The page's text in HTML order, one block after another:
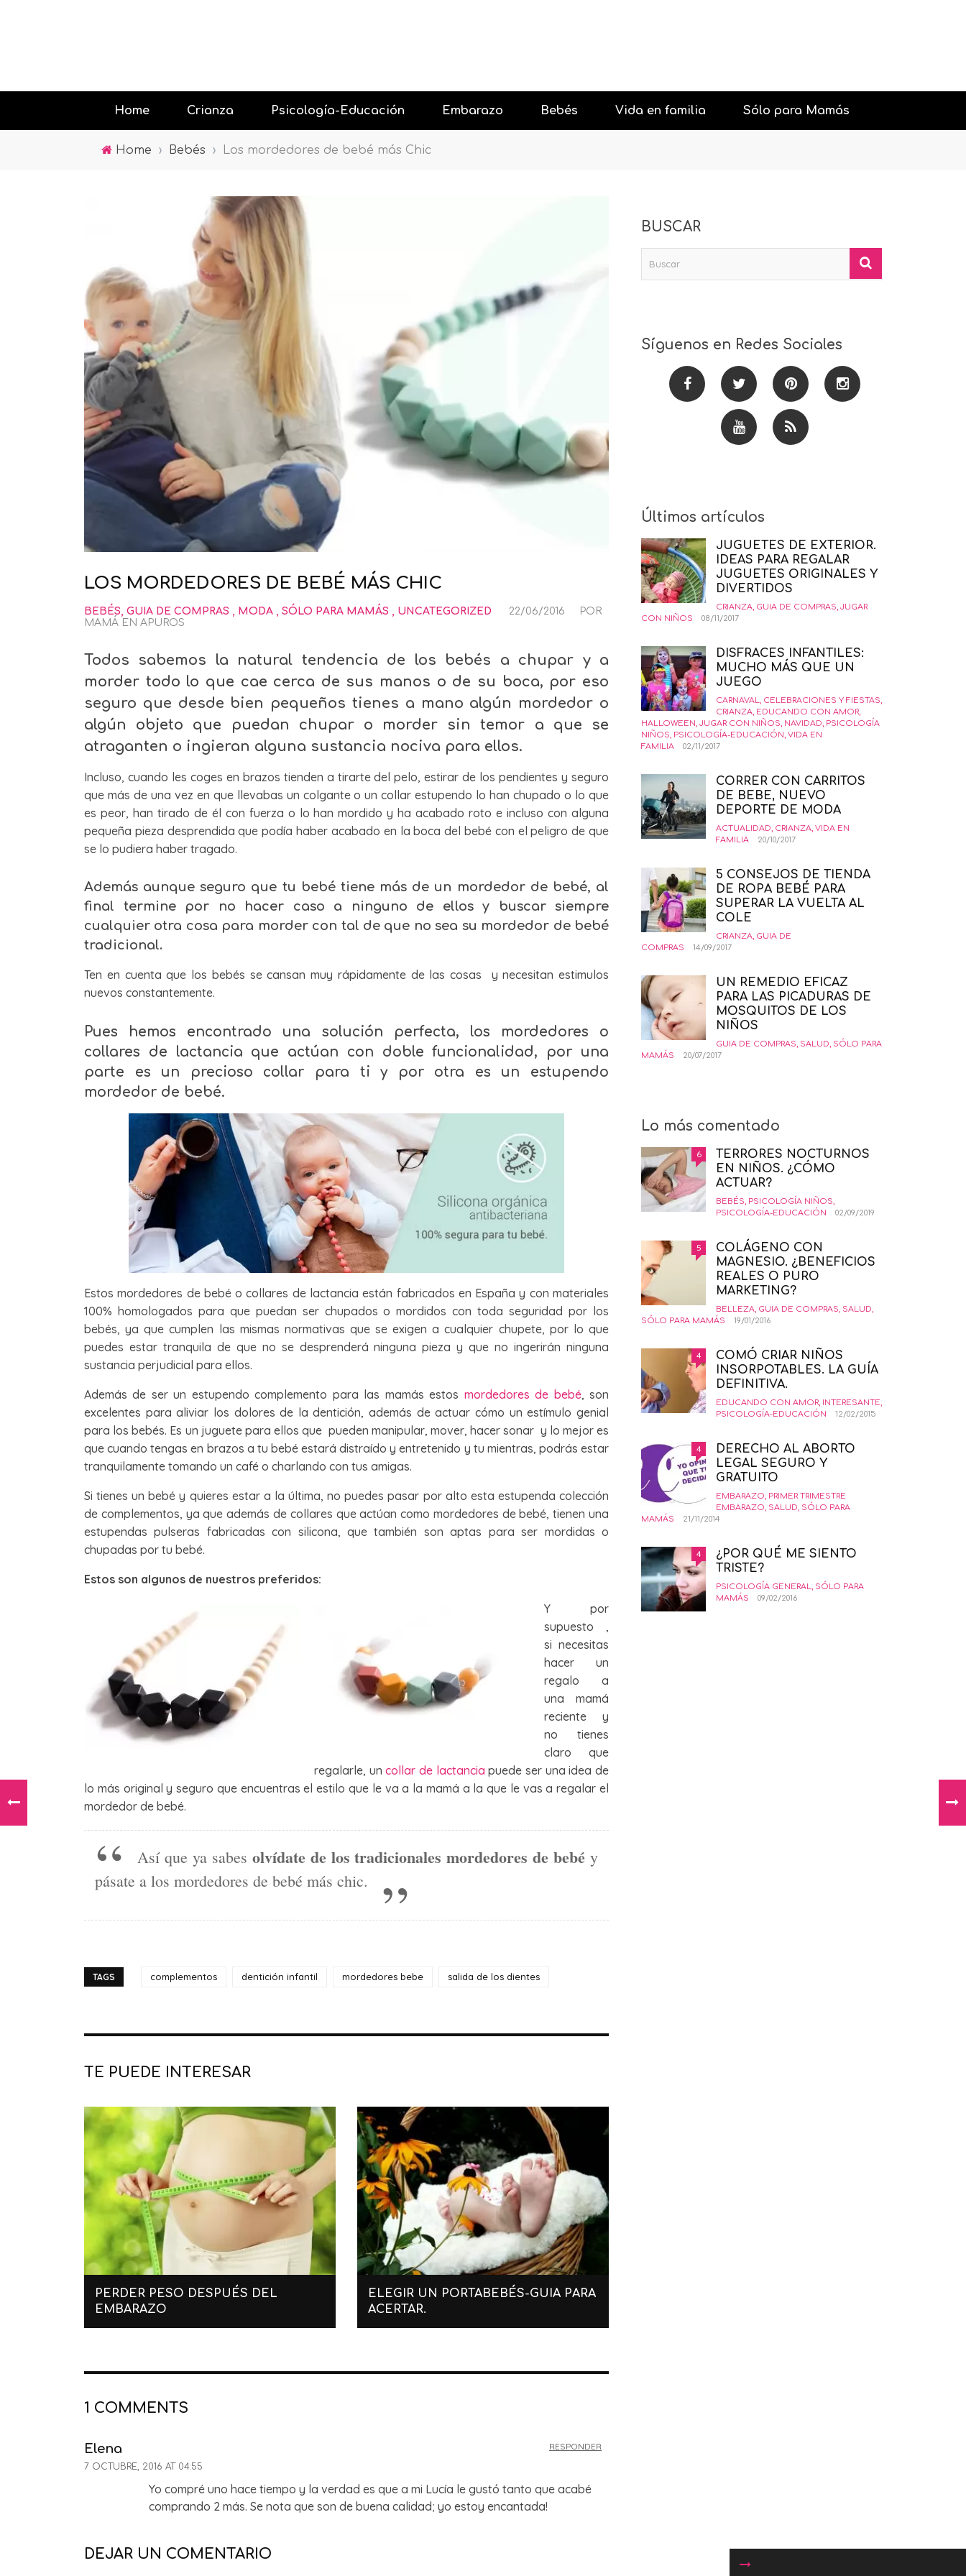
Home Crianza Psicología-Educación
Jugar con niños
Psicología niños
la tecnología y los niños
Embarazo
Después del embarazo
Bebés Vida en familia
Salir con niños
Vacaciones con niños
Sólo para Mamás
Home › Bebés › Los mordedores de bebé más Chic
LOS MORDEDORES DE BEBÉ MÁS CHIC
BEBÉS GUIA DE COMPRAS MODA SÓLO PARA MAMÁS UNCATEGORIZED 22/06/2016
POR
MAMÁ EN APUROS
Todos sabemos la natural tendencia de los bebés a chupar y a
morder todo lo que cae cerca de sus manos o de su boca, por eso
seguro que desde bien pequeños tienes a mano algún mordedor o
algún objeto que puedan chupar o morder sin temor a que se
atraganten o ingieran alguna sustancia nociva para ellos.
Incluso, cuando les coges en brazos tienden a tirarte del pelo, estirar de los pendientes y seguro
que más de una vez en que llevabas un colgante o un collar estupendo lo han chupado o lo que
es peor, han tirado de él con fuerza o lo han mordido y ha acabado roto e incluso con alguna
pequeña pieza desprendida que podía haber acabado en la boca del bebé con el peligro de que
se lo pudiera haber tragado.
Además aunque seguro que tu bebé tiene más de un mordedor de bebé, al
final termine por no hacer caso a ninguno de ellos y buscar siempre
cualquier otra cosa para morder con tal de que no sea su mordedor de bebé
tradicional.
Ten en cuenta que los bebés se cansan muy rápidamente de las cosas y necesitan estimulos
nuevos constantemente.
Pues hemos encontrado una solución perfecta, los mordedores o
collares de lactancia que actúan con doble funcionalidad, por una
parte es un precioso collar para ti y por otra es un estupendo
mordedor de bebé.
Estos mordedores de bebé o collares de lactancia están fabricados en España y con materiales
100% homologados para que puedan ser chupados o mordidos con toda seguridad por los
bebés, ya que cumplen las mismas normativas que se exigen a cualquier chupete, por lo que
puedes estar tranquila de que no se desprenderá ninguna pieza y que no ingerirán ninguna
sustancia perjudicial para ellos.
Además de ser un estupendo complemento para las mamás estos mordedores de bebé, son
excelentes para aliviar los dolores de la dentición, además de actuar cómo un estímulo genial
para los bebés. Es un juguete para ellos que pueden manipular, mover, hacer sonar y lo mejor es
que cuando tengas en brazos a tu bebé estará distraído y entretenido y tu mientras, podrás estar
tranquilamente tomando un café o charlando con tus amigas.
Si tienes un bebé y quieres estar a la última, no puedes pasar por alto esta estupenda colección
de complementos, ya que además de collares que actúan como mordedores de bebé, tienen una
estupendas pulseras fabricadas con silicona, que también son aptas para ser mordidas o
chupadas por tu bebé.
Estos son algunos de nuestros preferidos:
Y por
supuesto ,
si necesitas
hacer un
regalo a
una mamá
reciente y
no tienes
claro que
regalarle, uncollar de lactancia puede ser una idea de
lo más original y seguro que encuentras el estilo que le va a la mamá a la que le vas a regalar el
mordedor de bebé.
Así que ya sabes olvídate de los tradicionales mordedores de bebé y
pásate a los mordedores de bebé más chic.
TAGS complementos dentición infantil mordedores bebe salida de los dientes
TE PUEDE INTERESAR
PERDER PESO DESPUÉS DEL
EMBARAZO
ELEGIR UN PORTABEBÉS-GUIA PARA
ACERTAR.
1 COMMENTS
Elena
7 OCTUBRE, 2016 AT 04:55
RESPONDER
Yo compré uno hace tiempo y la verdad es que a mi Lucía le gustó tanto que acabé
comprando 2 más. Se nota que son de buena calidad; yo estoy encantada!
DEJAR UN COMENTARIO
BUSCAR
Síguenos en Redes Sociales
Últimos artículos
JUGUETES DE EXTERIOR.
IDEAS PARA REGALAR
JUGUETES ORIGINALES Y
DIVERTIDOS
CRIANZA GUIA DE COMPRAS JUGAR
CON NIÑOS
08/11/2017
DISFRACES INFANTILES:
MUCHO MÁS QUE UN
JUEGO
CARNAVAL CELEBRACIONES Y FIESTAS
CRIANZA EDUCANDO CON AMOR
HALLOWEEN JUGAR CON NIÑOS NAVIDAD PSICOLOGÍA
NIÑOS PSICOLOGÍA-EDUCACIÓN VIDA EN
FAMILIA
02/11/2017
CORRER CON CARRITOS
DE BEBE, NUEVO
DEPORTE DE MODA
ACTUALIDAD CRIANZA VIDA EN
FAMILIA
20/10/2017
5 CONSEJOS DE TIENDA
DE ROPA BEBÉ PARA
SUPERAR LA VUELTA AL
COLE
CRIANZA GUIA DE
COMPRAS
14/09/2017
UN REMEDIO EFICAZ
PARA LAS PICADURAS DE
MOSQUITOS DE LOS
NIÑOS
GUIA DE COMPRAS SALUD SÓLO PARA
MAMÁS
20/07/2017
Lo más comentado
6
TERRORES NOCTURNOS
EN NIÑOS. ¿CÓMO
ACTUAR?
BEBÉS, PSICOLOGÍA NIÑOS,
PSICOLOGÍA-EDUCACIÓN
02/09/2019
5
COLÁGENO CON
MAGNESIO. ¿BENEFICIOS
REALES O PURO
MARKETING?
BELLEZA, GUIA DE COMPRAS, SALUD,
SÓLO PARA MAMÁS
19/01/2016
4
COMÓ CRIAR NIÑOS
INSORPOTABLES. LA GUÍA
DEFINITIVA.
EDUCANDO CON AMOR, INTERESANTE,
PSICOLOGÍA-EDUCACIÓN
12/02/2015
4
DERECHO AL ABORTO
LEGAL SEGURO Y
GRATUITO
EMBARAZO, PRIMER TRIMESTRE
EMBARAZO, SALUD, SÓLO PARA
MAMÁS
21/11/2014
4
¿POR QUÉ ME SIENTO
TRISTE?
PSICOLOGÍA GENERAL, SÓLO PARA
MAMÁS
09/02/2016